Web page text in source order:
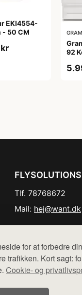
for at forbedre
trafikken. Kort sagt:
Cookie- og
EKI4554-
- 50 CM
GRAM
92
Tlf. 78768672
Mail: hej@want.dk
fra denne side - vi